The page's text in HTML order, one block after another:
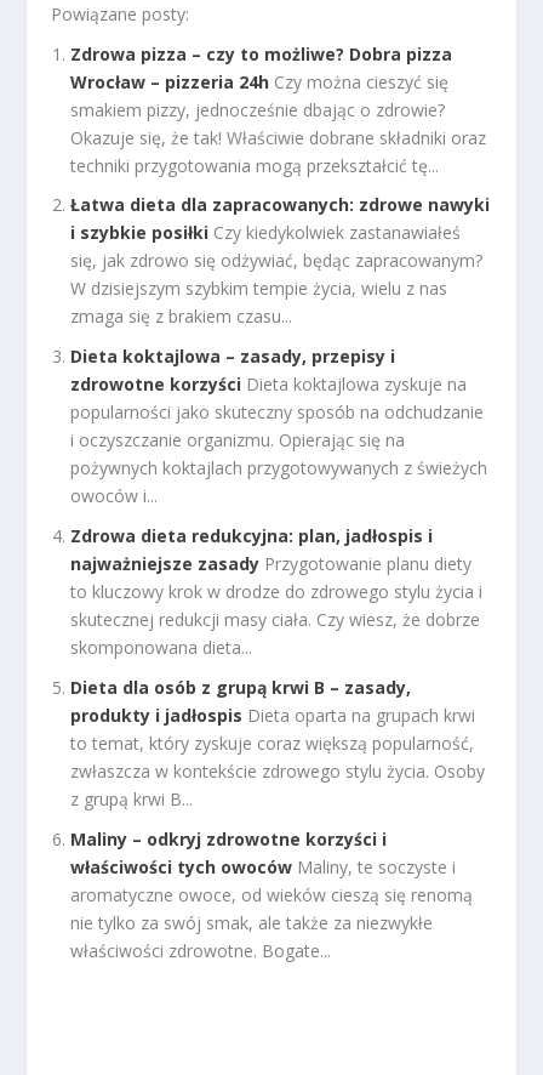
Powiązane posty:
Zdrowa pizza – czy to możliwe? Dobra pizza
Wrocław – pizzeria 24h Czy można cieszyć się
smakiem pizzy, jednocześnie dbając o zdrowie?
Okazuje się, że tak! Właściwie dobrane składniki oraz
techniki przygotowania mogą przekształcić tę...
Łatwa dieta dla zapracowanych: zdrowe nawyki
i szybkie posiłki Czy kiedykolwiek zastanawiałeś
się, jak zdrowo się odżywiać, będąc zapracowanym?
W dzisiejszym szybkim tempie życia, wielu z nas
zmaga się z brakiem czasu...
Dieta koktajlowa – zasady, przepisy i
zdrowotne korzyści Dieta koktajlowa zyskuje na
popularności jako skuteczny sposób na odchudzanie
i oczyszczanie organizmu. Opierając się na
pożywnych koktajlach przygotowywanych z świeżych
owoców i...
Zdrowa dieta redukcyjna: plan, jadłospis i
najważniejsze zasady Przygotowanie planu diety
to kluczowy krok w drodze do zdrowego stylu życia i
skutecznej redukcji masy ciała. Czy wiesz, że dobrze
skomponowana dieta...
Dieta dla osób z grupą krwi B – zasady,
produkty i jadłospis Dieta oparta na grupach krwi
to temat, który zyskuje coraz większą popularność,
zwłaszcza w kontekście zdrowego stylu życia. Osoby
z grupą krwi B...
Maliny – odkryj zdrowotne korzyści i
właściwości tych owoców Maliny, te soczyste i
aromatyczne owoce, od wieków cieszą się renomą
nie tylko za swój smak, ale także za niezwykłe
właściwości zdrowotne. Bogate...